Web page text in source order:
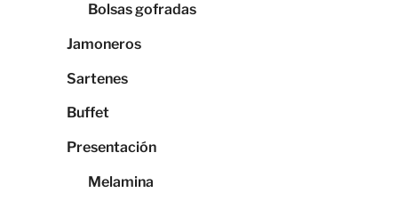
Bolsas gofradas
Jamoneros
Sartenes
Buffet
Presentación
Melamina